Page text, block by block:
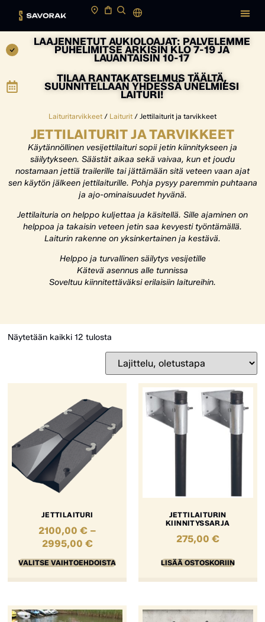
LAAJENNETUT AUKIOLOAJAT: PALVELEMME
PUHELIMITSE ARKISIN KLO 7-19 JA
LAUANTAISIN 10-17
TILAA RANTAKATSELMUS TÄÄLTÄ,
SUUNNITELLAAN YHDESSÄ UNELMIESI
LAITURI!
Laituritarvikkeet / Laiturit / Jettilaiturit ja tarvikkeet
JETTILAITURIT JA TARVIKKEET
Käytännöllinen vesijettilaituri sopii jetin kiinnitykseen ja
säilytykseen. Säästät aikaa sekä vaivaa, kun et joudu
nostamaan jettiä trailerille tai jättämään sitä veteen vaan ajat
sen käytön jälkeen jettilaiturille. Pohja pysyy paremmin puhtaana
ja ajo-ominaisuudet hyvänä.
Jettilaituria on helppo kuljettaa ja käsitellä. Sille ajaminen on
helppoa ja takaisin veteen jetin saa kevyesti työntämällä.
Laiturin rakenne on yksinkertainen ja kestävä.
Helppo ja turvallinen säilytys vesijetille
Kätevä asennus alle tunnissa
Soveltuu kiinnitettäväksi erilaisiin laitureihin.
Näytetään kaikki 12 tulosta
JETTILAITURI
2100,00 € –
2995,00 €
VALITSE VAIHTOEHDOISTA
JETTILAITURIN
KIINNITYSSARJA
275,00 €
LISÄÄ OSTOSKORIIN